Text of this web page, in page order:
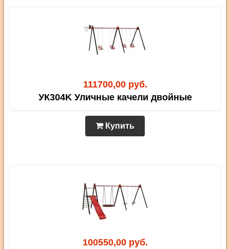
111700,00 руб.
УК304K Уличные качели двойные
Купить
100550,00 руб.